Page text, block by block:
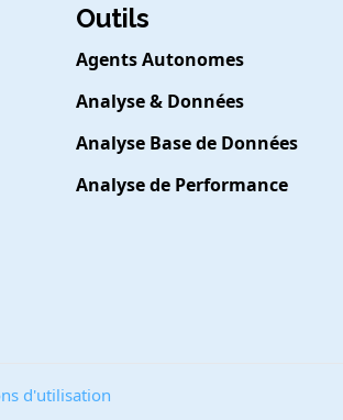
Outils
Agents Autonomes
Analyse & Données
Analyse Base de Données
Analyse de Performance
d'utilisation